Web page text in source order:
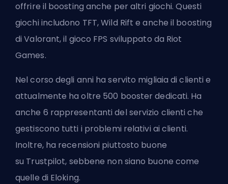
offrire il boosting anche per altri giochi. Questi
giochi includono TFT, Wild Rift e ancheil boosting
di Valorant, il gioco FPS sviluppato da Riot
Games.
Nel corso degli anni ha servito migliaia di clienti e
attualmente ha oltre 500 booster dedicati. Ha
anche 6 rappresentanti del servizio clienti che
gestiscono tutti i problemi relativi ai clienti.
Inoltre, ha recensioni piuttosto buone
su Trustpilot, sebbene non siano buone come
quelle di Eloking.